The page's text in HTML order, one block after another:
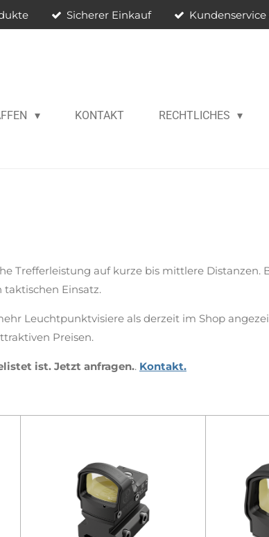
Sicherer Einkauf
KONTAKT RECHTLICHES
Trefferleistung auf kurze bis mittlere Distanzen.
Einsatz.
Leuchtpunktvisiere als derzeit im Shop
Preisen.
ist. Jetzt anfragen.. Kontakt.